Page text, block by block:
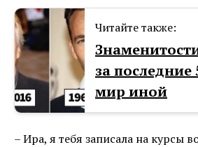
Читайте также:
за последние
мир иной
– Ира, я тебя записала на курсы